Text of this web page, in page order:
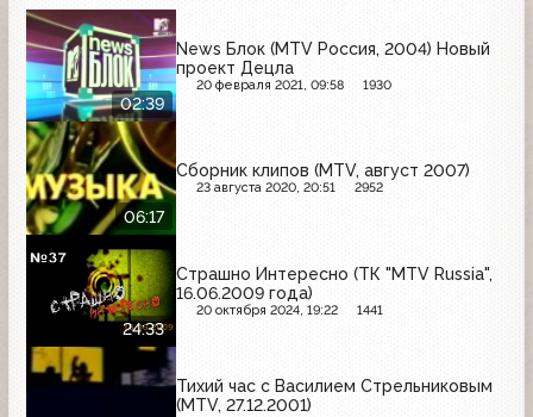
02:39
News Блок (MTV Россия, 2004) Новый
проект Децла
20 февраля 2021, 09:58 1930
06:17
Сборник клипов (MTV, август 2007)
23 августа 2020, 20:51 2952
24:33
Страшно Интересно (ТК "MTV Russia",
16.06.2009 года)
20 октября 2024, 19:22 1441
Тихий час с Василием Стрельниковым
(MTV, 27.12.2001)